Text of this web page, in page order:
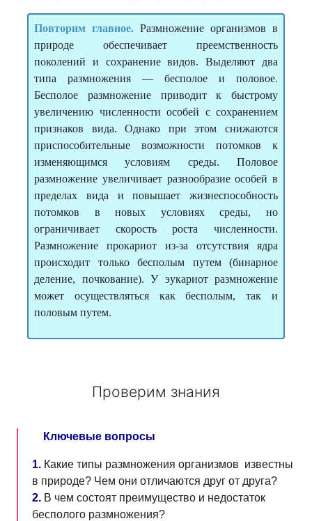
Повторим главное. Размножение организмов в
природе обеспечивает преемственность
поколений и сохранение видов. Выделяют два
типа размножения — бесполое и половое.
Бесполое размножение приводит к быстрому
увеличению численности особей с сохранением
признаков вида. Однако при этом снижаются
приспособительные возможности потомков к
изменяющимся условиям среды. Половое
размножение увеличивает разнообразие особей в
пределах вида и повышает жизнеспособность
потомков в новых условиях среды, но
ограничивает скорость роста численности.
Размножение прокариот из-за отсутствия ядра
происходит только бесполым путем (бинарное
деление, почкование). У эукариот размножение
может осуществляться как бесполым, так и
половым путем.
Проверим знания
Ключевые вопросы
1. Какие типы размножения организмов известны
в природе? Чем они отличаются друг от друга?
2. В чем состоят преимущество и недостаток
бесполого размножения?